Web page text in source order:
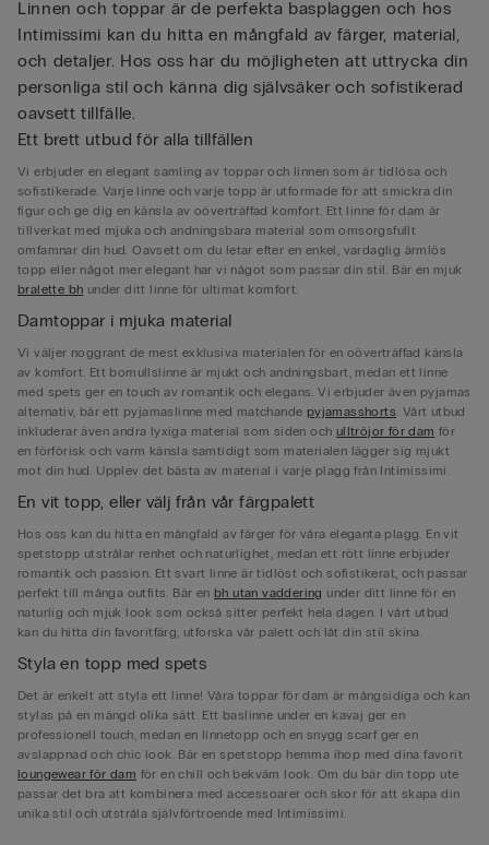
Linnen och toppar är de perfekta basplaggen och hos
Intimissimi kan du hitta en mångfald av färger, material,
och detaljer. Hos oss har du möjligheten att uttrycka din
personliga stil och känna dig självsäker och sofistikerad
oavsett tillfälle.
Ett brett utbud för alla tillfällen
Vi erbjuder en elegant samling av toppar och linnen som är tidlösa och
sofistikerade. Varje linne och varje topp är utformade för att smickra din
figur och ge dig en känsla av oöverträffad komfort. Ett linne för dam är
tillverkat med mjuka och andningsbara material som omsorgsfullt
omfamnar din hud. Oavsett om du letar efter en enkel, vardaglig ärmlös
topp eller något mer elegant har vi något som passar din stil. Bär en mjuk
bralette bh under ditt linne för ultimat komfort.
Damtoppar i mjuka material
Vi väljer noggrant de mest exklusiva materialen för en oöverträffad känsla
av komfort. Ett bomullslinne är mjukt och andningsbart, medan ett linne
med spets ger en touch av romantik och elegans. Vi erbjuder även pyjamas
alternativ, bär ett pyjamaslinne med matchande pyjamasshorts. Vårt utbud
inkluderar även andra lyxiga material som siden och ulltröjor för dam för
en förförisk och varm känsla samtidigt som materialen lägger sig mjukt
mot din hud. Upplev det bästa av material i varje plagg från Intimissimi.
En vit topp, eller välj från vår färgpalett
Hos oss kan du hitta en mångfald av färger för våra eleganta plagg. En vit
spetstopp utstrålar renhet och naturlighet, medan ett rött linne erbjuder
romantik och passion. Ett svart linne är tidlöst och sofistikerat, och passar
perfekt till många outfits. Bär en bh utan vaddering under ditt linne för en
naturlig och mjuk look som också sitter perfekt hela dagen. I vårt utbud
kan du hitta din favoritfärg, utforska vår palett och låt din stil skina.
Styla en topp med spets
Det är enkelt att styla ett linne! Våra toppar för dam är mångsidiga och kan
stylas på en mängd olika sätt. Ett baslinne under en kavaj ger en
professionell touch, medan en linnetopp och en snygg scarf ger en
avslappnad och chic look. Bär en spetstopp hemma ihop med dina favorit
loungewear för dam för en chill och bekväm look. Om du bär din topp ute
passar det bra att kombinera med accessoarer och skor för att skapa din
unika stil och utstråla självförtroende med Intimissimi.